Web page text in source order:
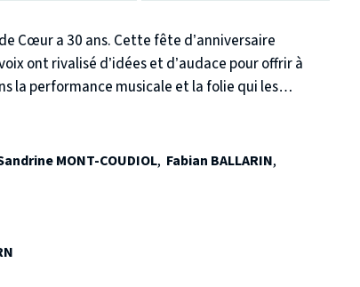
Cœur a 30 ans. Cette fête d’anniversaire
ont rivalisé d’idées et d’audace pour offrir à
la performance musicale et la folie qui les
numéros de magie, chansons
à la chandelle ...Tout est prêt pour la
est une répétition générale. Rien n’a encore
la salle remplie d’un public qui trépigne.
MONT-COUDIOL, Fabian BALLARIN,